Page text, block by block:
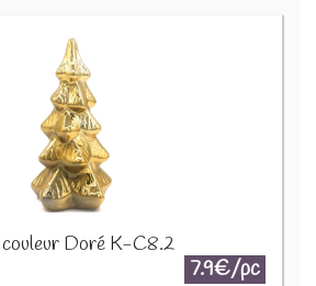
couleur Doré K-C8.2
7.9€/pc